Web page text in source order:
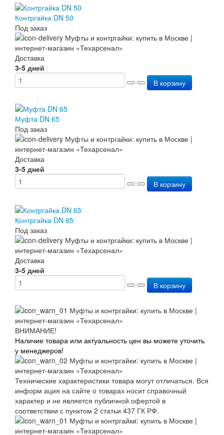
Перезарядка ОВП
Доставка
Оплата
Гарантии
О нас
Статьи
Публичная оферта
Сертификаты
Вопрос-Ответ
Контргайка DN 50
Под заказ
Доставка
3-5 дней
В корзину
Муфта DN 65
Под заказ
Доставка
3-5 дней
В корзину
Контргайка DN 65
Под заказ
Доставка
3-5 дней
В корзину
ВНИМАНИЕ!
Наличие товара или актуальность цен вы можете уточить
у менеджеров!
Технические характеристики товара могут отличаться. Вся
информ ация на сайте о товарах носит справочный
характер и не является публичной офертой в
соответствии с пунктом 2 статьи 437 ГК РФ.